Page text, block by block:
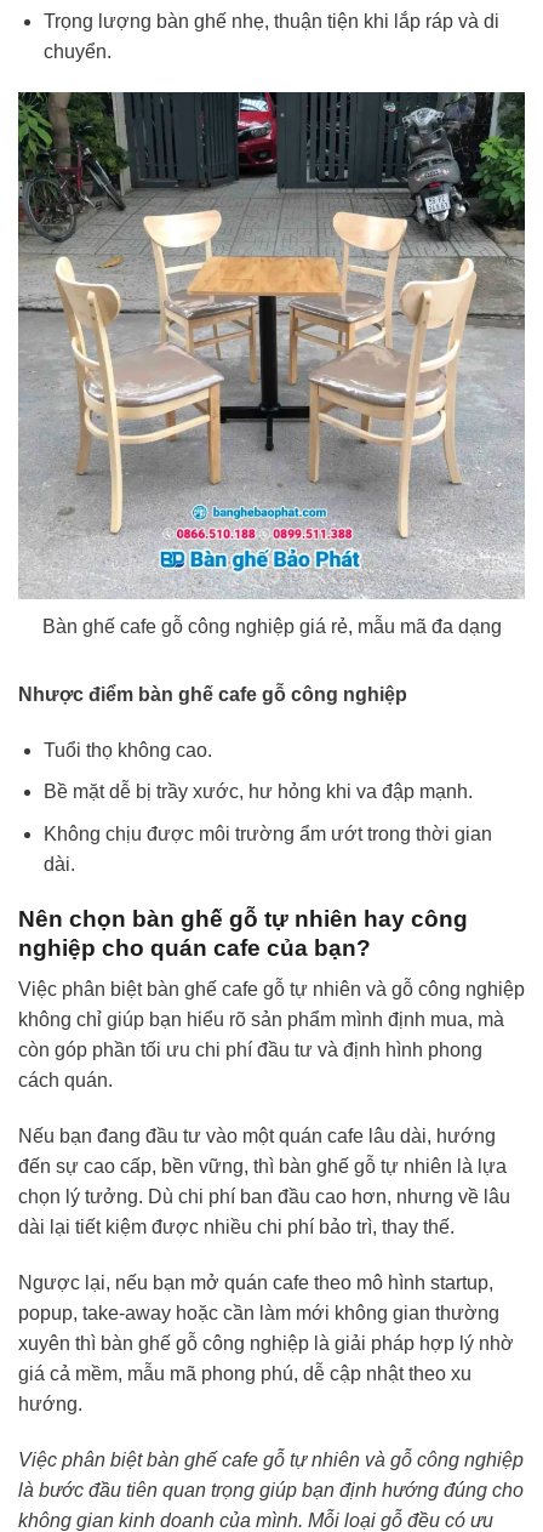
Trọng lượng bàn ghế nhẹ, thuận tiện khi lắp ráp và di
chuyển.
Bàn ghế cafe gỗ công nghiệp giá rẻ, mẫu mã đa dạng
Nhược điểm bàn ghế cafe gỗ công nghiệp
Tuổi thọ không cao.
Bề mặt dễ bị trầy xước, hư hỏng khi va đập mạnh.
Không chịu được môi trường ẩm ướt trong thời gian
dài.
Nên chọn bàn ghế gỗ tự nhiên hay công
nghiệp cho quán cafe của bạn?
Việc phân biệt bàn ghế cafe gỗ tự nhiên và gỗ công nghiệp
không chỉ giúp bạn hiểu rõ sản phẩm mình định mua, mà
còn góp phần tối ưu chi phí đầu tư và định hình phong
cách quán.
Nếu bạn đang đầu tư vào một quán cafe lâu dài, hướng
đến sự cao cấp, bền vững, thì bàn ghế gỗ tự nhiên là lựa
chọn lý tưởng. Dù chi phí ban đầu cao hơn, nhưng về lâu
dài lại tiết kiệm được nhiều chi phí bảo trì, thay thế.
Ngược lại, nếu bạn mở quán cafe theo mô hình startup,
popup, take-away hoặc cần làm mới không gian thường
xuyên thì bàn ghế gỗ công nghiệp là giải pháp hợp lý nhờ
giá cả mềm, mẫu mã phong phú, dễ cập nhật theo xu
hướng.
Việc phân biệt bàn ghế cafe gỗ tự nhiên và gỗ công nghiệp
là bước đầu tiên quan trọng giúp bạn định hướng đúng cho
không gian kinh doanh của mình. Mỗi loại gỗ đều có ưu